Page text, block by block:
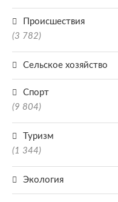
Происшествия
(3 782)
Сельское хозяйство
Спорт
(9 804)
Туризм
(1 344)
Экология